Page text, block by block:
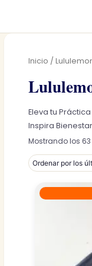
Inicio /
Eleva tu
Inspira Bienestar
Mostrando los